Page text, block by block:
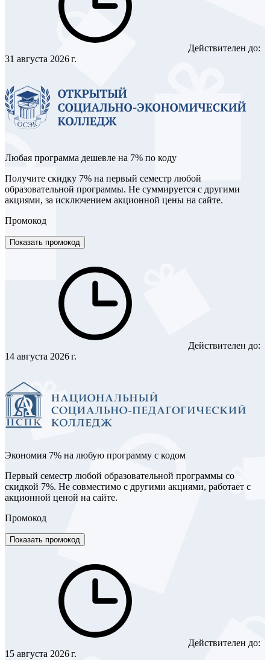
Действителен до:
31 августа 2026 г.
Любая программа дешевле на 7% по коду
Получите скидку 7% на первый семестр любой
образовательной программы. Не суммируется с другими
акциями, за исключением акционной цены на сайте.
Промокод
Показать промокод
Действителен до:
14 августа 2026 г.
Экономия 7% на любую программу с кодом
Первый семестр любой образовательной программы со
скидкой 7%. Не совместимо с другими акциями, работает с
акционной ценой на сайте.
Промокод
Показать промокод
Действителен до:
15 августа 2026 г.